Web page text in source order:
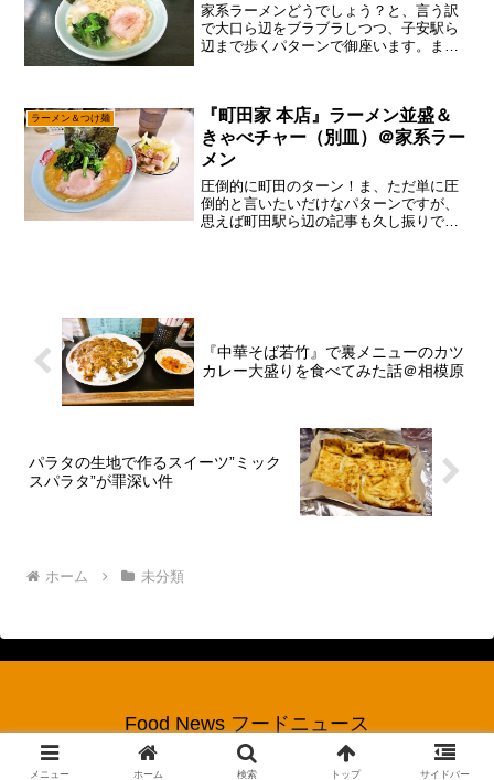
家系ラーメンどうでしょう？と、言う訳
で大口ら辺をブラブラしつつ、子安駅ら
辺まで歩くパターンで御座います。ま、
大口の商店街をウロウロし...
ラーメン＆つけ麺
『町田家 本店』ラーメン並盛＆
きゃべチャー（別皿）＠家系ラー
メン
圧倒的に町田のターン！ま、ただ単に圧
倒的と言いたいだけなパターンですが、
思えば町田駅ら辺の記事も久し振りです
『中華そば若竹』で裏メニューのカツ
カレー大盛りを食べてみた話＠相模原
パラタの生地で作るスイーツ”ミック
スパラタ”が罪深い件
ホーム 未分類
Food News フードニュース
© 2017 Food News フードニュース.
メニュー ホーム 検索 トップ サイドバー